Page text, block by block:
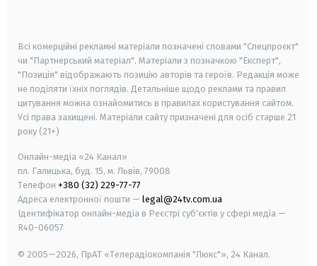
Всі комерційні рекламні матеріали позначені словами "Спецпроєкт"
чи "Партнерський матеріал". Матеріали з позначкою "Експерт",
"Позиція" відображають позицію авторів та героїв. Редакція може
не поділяти їхніх поглядів. Детальніше щодо реклами та правил
цитування можна ознайомитись в правилах користування сайтом.
Усі права захищені. Матеріали сайту призначені для осіб старше 21
року (21+)
Онлайн-медіа «24 Канал»
пл. Галицька, буд. 15, м. Львів, 79008
Телефон +380 (32) 229-77-77
Адреса електронної пошти — legal@24tv.com.ua
Ідентифікатор онлайн-медіа в Реєстрі суб'єктів у сфері медіа —
R40-06057
© 2005—2026, ПрАТ «Телерадіокомпанія "Люкс"», 24 Канал.